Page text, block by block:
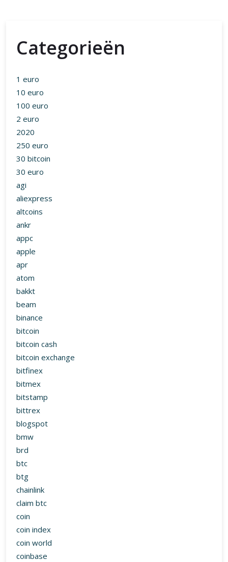
Categorieën
1 euro
10 euro
100 euro
2 euro
2020
250 euro
30 bitcoin
30 euro
agi
aliexpress
altcoins
ankr
appc
apple
apr
atom
bakkt
beam
binance
bitcoin
bitcoin cash
bitcoin exchange
bitfinex
bitmex
bitstamp
bittrex
blogspot
bmw
brd
btc
btg
chainlink
claim btc
coin
coin index
coin world
coinbase